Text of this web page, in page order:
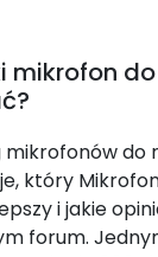
mikrofon
mikrofonów do
który
i jakie
forum.